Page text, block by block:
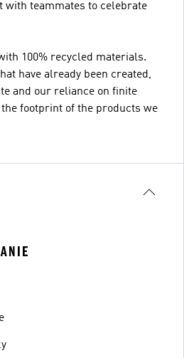
with teammates to celebrate
100% recycled materials.
have already been created,
and our reliance on finite
footprint of the products we